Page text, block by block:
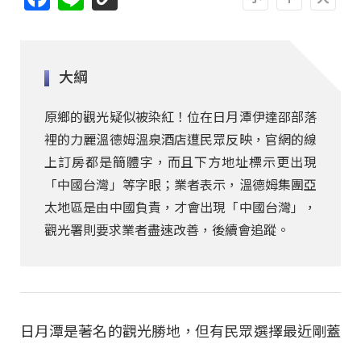
大綱
原鄉的觀光疑似被染紅！位在日月潭伊達邵部落
裡的力麗溫德姆溫泉酒店遭民眾反映，官網的線
上訂房都是簡體字，而且下方地址標示更出現
「中國台灣」等字眼；業者表示，溫德姆集團亞
太地區是由中國負責，才會出現「中國台灣」，
觀光署則要求業者盡速改善，後續會追蹤。
日月潭是著名的觀光勝地，但有民眾選擇最近剛蓋